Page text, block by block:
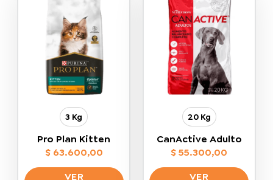
múltiples
variantes.
Las
opciones
se
pueden
elegir
en
la
página
de
múltiples
variantes.
Las
opciones
se
pueden
elegir
en
la
página
3 Kg
Pro Plan Kitten
$63.600,00
VER
20 Kg
CanActive Adulto
$55.300,00
VER